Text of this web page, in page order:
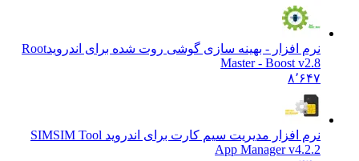
نرم افزار - بهینه سازی گوشی روت شده برای اندروید Root
Master - Boost v2.8
نرم افزار مدیریت سیم کارت برای اندروید SIM SIM Tool
App Manager v4.2.2